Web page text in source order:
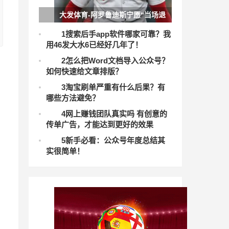
大发体育-阿罗鲁迪斯宁愿“当场退
役”也不愿与洋基队续约，大发助力你
的致富之路！
1搜索后手app软件哪家可靠？我
用46发大水6已经好几年了！
2怎么把Word文档导入公众号？
如何快速给文章排版？
3淘宝刷单严重有什么后果？有
哪些方法避免？
4网上赚钱团队真实吗 有创意的
传单广告，才能达到更好的效果
5新手必看：公众号年度总结其
实很简单！